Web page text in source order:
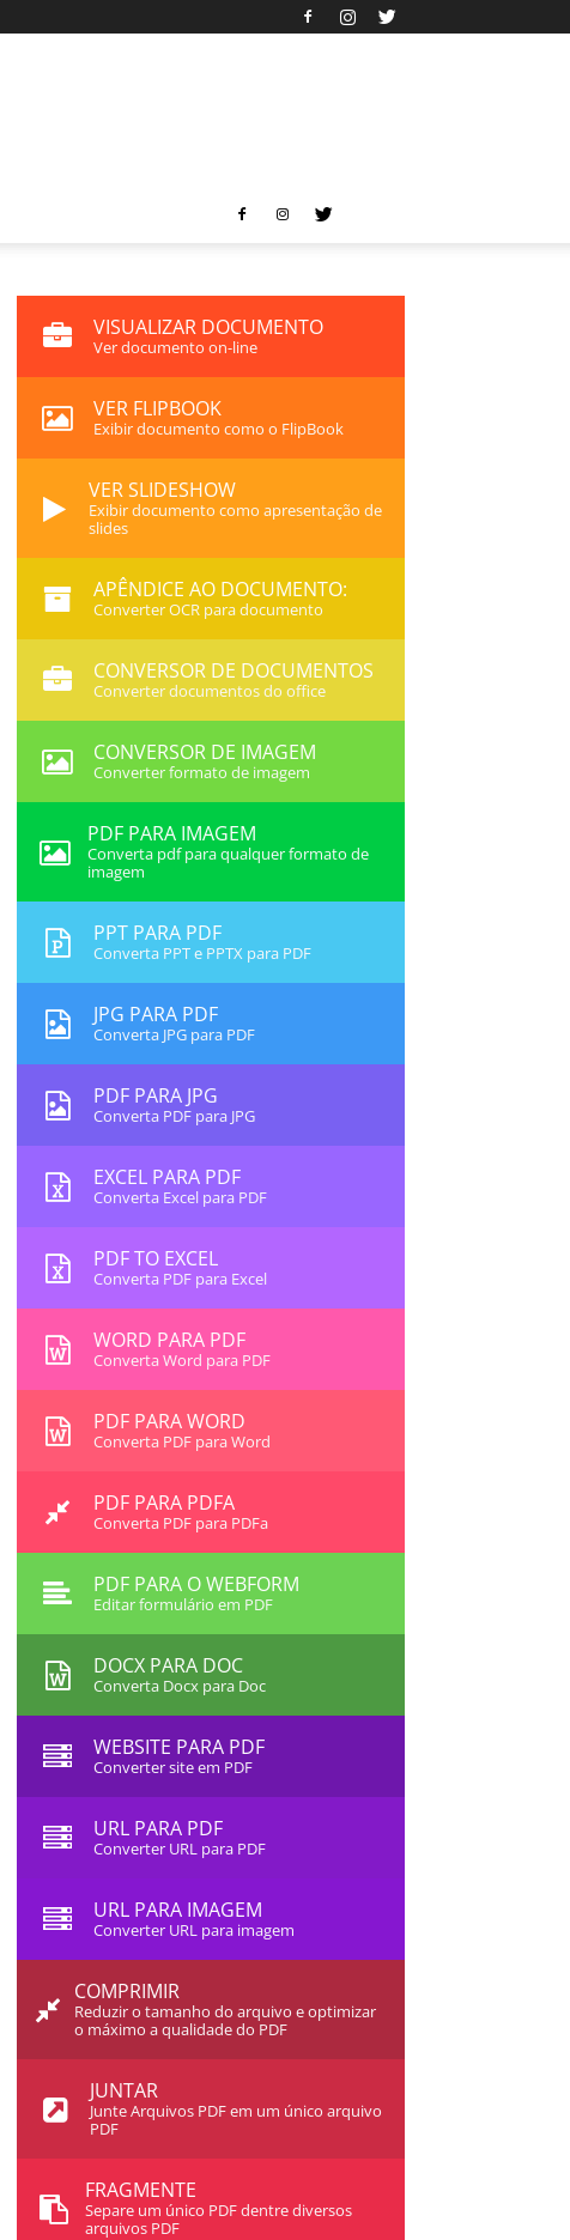
VISUALIZAR DOCUMENTO
Ver documento on-line
VER FLIPBOOK
Exibir documento como o FlipBook
VER SLIDESHOW
Exibir documento como apresentação de
slides
APÊNDICE AO DOCUMENTO:
Converter OCR para documento
CONVERSOR DE DOCUMENTOS
Converter documentos do office
CONVERSOR DE IMAGEM
Converter formato de imagem
PDF PARA IMAGEM
Converta pdf para qualquer formato de
imagem
PPT PARA PDF
Converta PPT e PPTX para PDF
JPG PARA PDF
Converta JPG para PDF
PDF PARA JPG
Converta PDF para JPG
EXCEL PARA PDF
Converta Excel para PDF
PDF TO EXCEL
Converta PDF para Excel
WORD PARA PDF
Converta Word para PDF
PDF PARA WORD
Converta PDF para Word
PDF PARA PDFA
Converta PDF para PDFa
PDF PARA O WEBFORM
Editar formulário em PDF
DOCX PARA DOC
Converta Docx para Doc
WEBSITE PARA PDF
Converter site em PDF
URL PARA PDF
Converter URL para PDF
URL PARA IMAGEM
Converter URL para imagem
COMPRIMIR
Reduzir o tamanho do arquivo e optimizar
o máximo a qualidade do PDF
JUNTAR
Junte Arquivos PDF em um único arquivo
PDF
FRAGMENTE
Separe um único PDF dentre diversos
arquivos PDF